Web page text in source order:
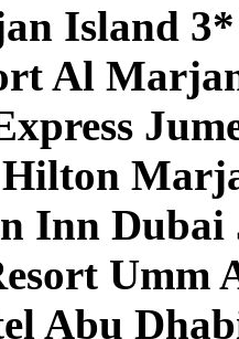
Island 3*
Al
Inn Dubai
Umm
Abu